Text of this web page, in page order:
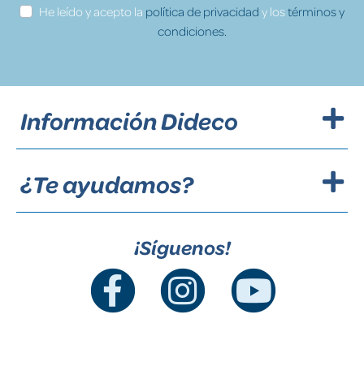
He leído y acepto la política de privacidad y lostérminos y
condiciones.
Información Dideco
¿Te ayudamos?
¡Síguenos!